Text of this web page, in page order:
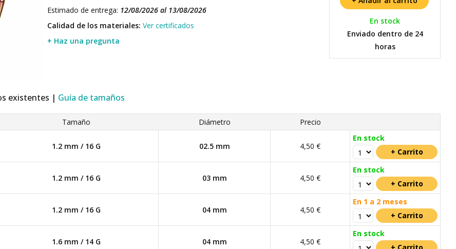
En stock
Enviado dentro de 24
horas
Estimado de entrega: 12/08/2026 al 13/08/2026
Calidad de los materiales: Ver certificados
+ Haz una pregunta
existentes | Guía de tamaños
Tamaño Diámetro Precio
1.2 mm / 16 G 02.5 mm 4,50 €
En stock
1.2 mm / 16 G 03 mm 4,50 €
En stock
1.2 mm / 16 G 04 mm 4,50 €
En 1 a 2 meses
1.6 mm / 14 G 04 mm 4,50 €
En stock